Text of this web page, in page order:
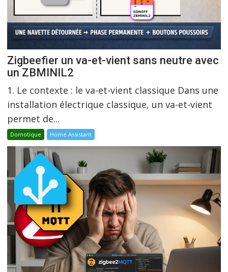
Zigbeefier un va-et-vient sans neutre avec
un ZBMINIL2
1. Le contexte : le va-et-vient classique Dans une
installation électrique classique, un va-et-vient
permet de...
Domotique Home Assistant